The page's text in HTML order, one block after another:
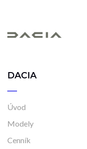
DACIA
Úvod
Modely
Cenník